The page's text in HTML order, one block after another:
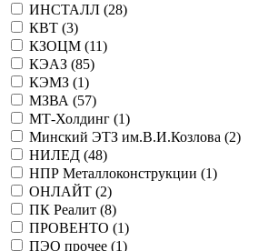
ИНСТАЛЛ (28)
КВТ (3)
КЗОЦМ (11)
КЭАЗ (85)
КЭМЗ (1)
МЗВА (57)
МТ-Холдинг (1)
Минский ЭТЗ им.В.И.Козлова (2)
НИЛЕД (48)
НПР Металлоконструкции (1)
ОНЛАЙТ (2)
ПК Реалит (8)
ПРОВЕНТО (1)
ПЭО прочее (1)